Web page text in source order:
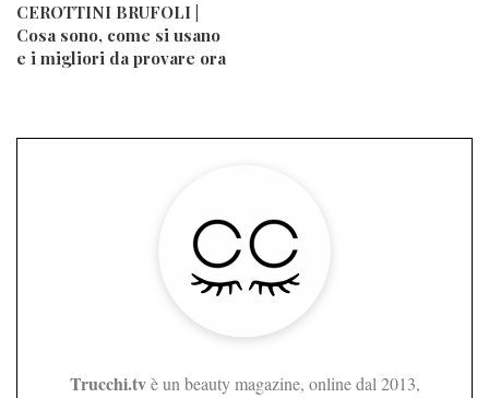
CEROTTINI BRUFOLI |
Cosa sono, come si usano
e i migliori da provare ora
Trucchi.tvè un beauty magazine, online dal 2013,